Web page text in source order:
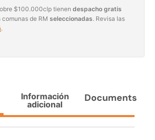
$100.000clp tienen despacho gratis
comunas de RM seleccionadas. Revisa las
.
Información
adicional
Documents